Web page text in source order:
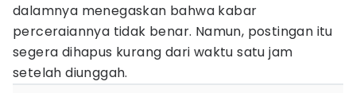
dalamnya menegaskan bahwa kabar
perceraiannya tidak benar. Namun, postingan itu
segera dihapus kurang dari waktu satu jam
setelah diunggah.